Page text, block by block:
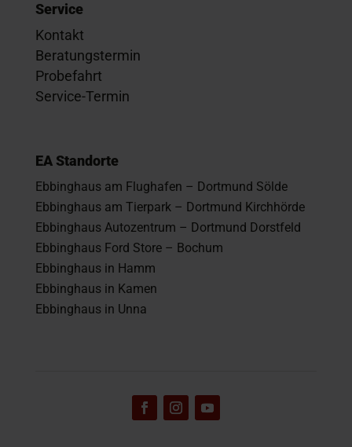
Service
Kontakt
Beratungstermin
Probefahrt
Service-Termin
EA Standorte
Ebbinghaus am Flughafen – Dortmund Sölde
Ebbinghaus am Tierpark – Dortmund Kirchhörde
Ebbinghaus Autozentrum – Dortmund Dorstfeld
Ebbinghaus Ford Store – Bochum
Ebbinghaus in Hamm
Ebbinghaus in Kamen
Ebbinghaus in Unna